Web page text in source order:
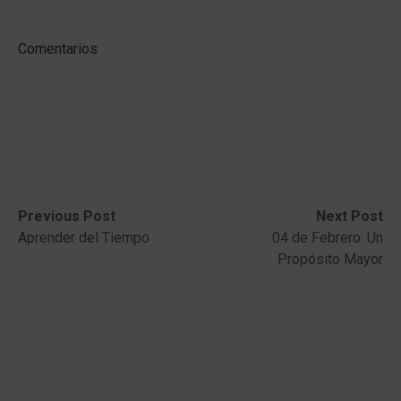
Comentarios
Post
navigation
Previous Post
Previous
post:Aprender del Tiempo
Next Post
Next
post:
04 de Febrero: Un
Propósito Mayor